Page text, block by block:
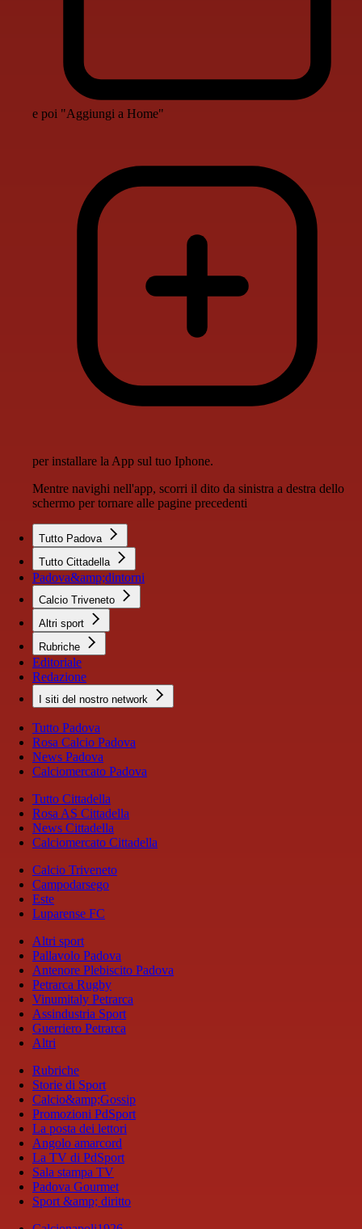
e poi "Aggiungi a Home"
per installare la App sul tuo Iphone.
Mentre navighi nell'app, scorri il dito da sinistra a destra dello
schermo per tornare alle pagine precedenti
Tutto Padova
Tutto Cittadella
Padova&amp;dintorni
Calcio Triveneto
Altri sport
Rubriche
Editoriale
Redazione
I siti del nostro network
Tutto Padova
Rosa Calcio Padova
News Padova
Calciomercato Padova
Tutto Cittadella
Rosa AS Cittadella
News Cittadella
Calciomercato Cittadella
Calcio Triveneto
Campodarsego
Este
Luparense FC
Altri sport
Pallavolo Padova
Antenore Plebiscito Padova
Petrarca Rugby
Vinumitaly Petrarca
Assindustria Sport
Guerriero Petrarca
Altri
Rubriche
Storie di Sport
Calcio&amp;Gossip
Promozioni PdSport
La posta dei lettori
Angolo amarcord
La TV di PdSport
Sala stampa TV
Padova Gourmet
Sport &amp; diritto